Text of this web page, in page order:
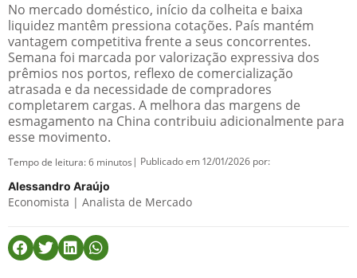
No mercado doméstico, início da colheita e baixa
liquidez mantêm pressiona cotações. País mantém
vantagem competitiva frente a seus concorrentes.
Semana foi marcada por valorização expressiva dos
prêmios nos portos, reflexo de comercialização
atrasada e da necessidade de compradores
completarem cargas. A melhora das margens de
esmagamento na China contribuiu adicionalmente para
esse movimento.
Tempo de leitura:6 minutos | Publicado em 12/01/2026 por:
Alessandro Araújo
Economista | Analista de Mercado